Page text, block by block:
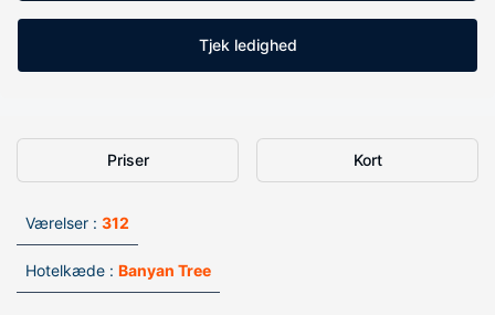
Tjek ledighed
Priser Kort
Værelser : 312
Hotelkæde : Banyan Tree